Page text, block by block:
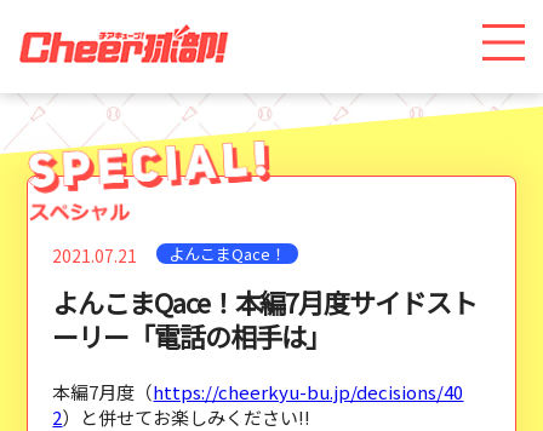
2021.07.21 よんこまQace！
よんこまQace！本編7月度サイドスト
ーリー「電話の相手は」
本編7月度（https://cheerkyu-bu.jp/decisions/40
2）と併せてお楽しみください!!